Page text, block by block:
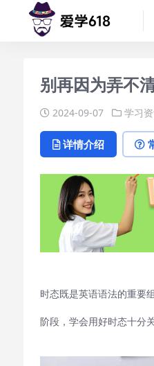
别再因为弄不
2024-09-07 学习
详情介绍
时态既是英语语法的重要
阶段，学会用好时态十分